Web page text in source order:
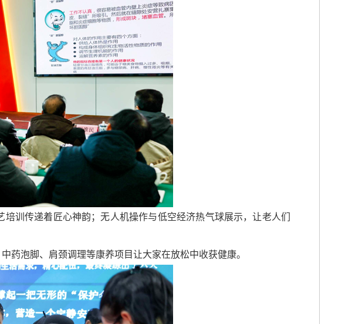
训传递着匠心神韵；无人机操作与低空经济热气球展示，让老人们
药泡脚、肩颈调理等康养项目让大家在放松中收获健康。